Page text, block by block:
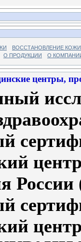
ВОССТАНОВЛЕНИЕ КОЖИ
О ПРОДУКЦИИ О
центры,